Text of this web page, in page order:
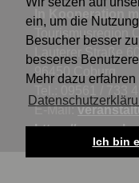
ein, um die
Besucher besser
besseres
Mehr dazu
Ich bin
In Kooperation
Tourismusregion
Lauterer Straße 60
96450 Coburg
E-Mail:
https://